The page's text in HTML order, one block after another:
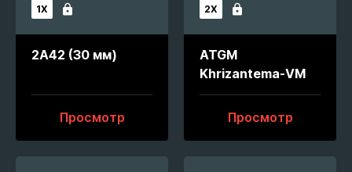
1X Заблокирован
2A42 (30 мм)
Просмотр
2X Заблокирован
ATGM
Khrizantema-VM
Просмотр